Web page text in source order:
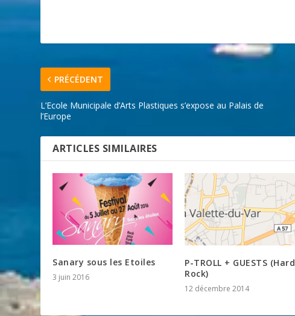
PRÉCÉDENT
L’Ecole Municipale d’Arts Plastiques s’expose au Palais de
l’Europe
ARTICLES SIMILAIRES
Sanary sous les Etoiles
3 juin 2016
P-TROLL + GUESTS (Hard
Rock)
12 décembre 2014